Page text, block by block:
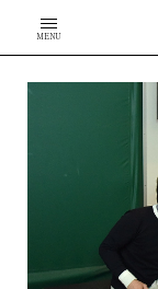
MENU